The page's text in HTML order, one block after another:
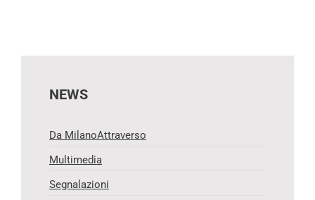
NEWS
Da MilanoAttraverso
Multimedia
Segnalazioni